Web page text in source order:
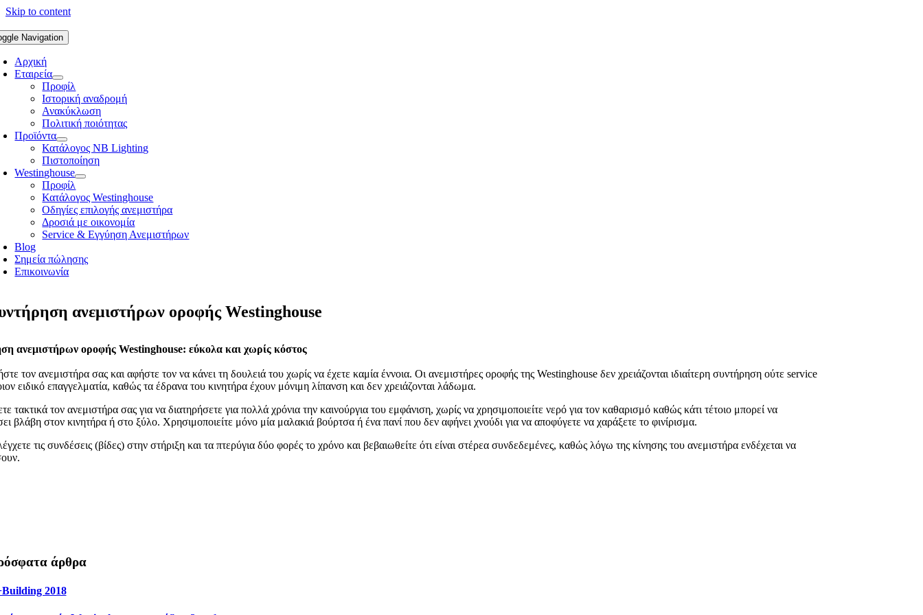
Skip to content
Navigation
Αρχική
Εταιρεία
Προφίλ
Ιστορική αναδρομή
Ανακύκλωση
Πολιτική ποιότητας
Προϊόντα
Κατάλογος NB Lighting
Πιστοποίηση
Westinghouse
Προφίλ
Κατάλογος Westinghouse
Οδηγίες επιλογής ανεμιστήρα
Δροσιά με οικονομία
Service & Εγγύηση Ανεμιστήρων
Blog
Σημεία πώλησης
Επικοινωνία
ανεμιστήρων οροφής Westinghouse
ανεμιστήρων οροφής Westinghouse: εύκολα και χωρίς κόστος
τον ανεμιστήρα σας και αφήστε τον να κάνει τη δουλειά του χωρίς να έχετε καμία έννοια. Οι ανεμιστήρες οροφής της Westinghouse δεν χρειάζονται ιδιαίτερη συντήρηση ούτε service
ειδικό επαγγελματία, καθώς τα έδρανα του κινητήρα έχουν μόνιμη λίπανση και δεν χρειάζονται λάδωμα.
τακτικά τον ανεμιστήρα σας για να διατηρήσετε για πολλά χρόνια την καινούργια του εμφάνιση, χωρίς να χρησιμοποιείτε νερό για τον καθαρισμό καθώς κάτι τέτοιο μπορεί να
βλάβη στον κινητήρα ή στο ξύλο. Χρησιμοποιείτε μόνο μία μαλακιά βούρτσα ή ένα πανί που δεν αφήνει χνούδι για να αποφύγετε να χαράξετε το φινίρισμα.
τις συνδέσεις (βίδες) στην στήριξη και τα πτερύγια δύο φορές το χρόνο και βεβαιωθείτε ότι είναι στέρεα συνδεδεμένες, καθώς λόγω της κίνησης του ανεμιστήρα ενδέχεται να
άρθρα
2018